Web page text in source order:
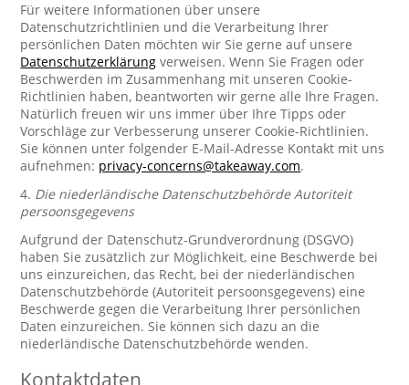
Für weitere Informationen über unsere
Datenschutzrichtlinien und die Verarbeitung Ihrer
persönlichen Daten möchten wir Sie gerne auf unsere
Datenschutzerklärung verweisen. Wenn Sie Fragen oder
Beschwerden im Zusammenhang mit unseren Cookie-
Richtlinien haben, beantworten wir gerne alle Ihre Fragen.
Natürlich freuen wir uns immer über Ihre Tipps oder
Vorschläge zur Verbesserung unserer Cookie-Richtlinien.
Sie können unter folgender E-Mail-Adresse Kontakt mit uns
aufnehmen: privacy-concerns@takeaway.com.
4. Die niederländische Datenschutzbehörde Autoriteit
persoonsgegevens
Aufgrund der Datenschutz-Grundverordnung (DSGVO)
haben Sie zusätzlich zur Möglichkeit, eine Beschwerde bei
uns einzureichen, das Recht, bei der niederländischen
Datenschutzbehörde (Autoriteit persoonsgegevens) eine
Beschwerde gegen die Verarbeitung Ihrer persönlichen
Daten einzureichen. Sie können sich dazu an die
niederländische Datenschutzbehörde wenden.
Kontaktdaten